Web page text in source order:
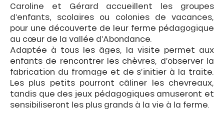
Caroline et Gérard accueillent les groupes
d’enfants, scolaires ou colonies de vacances,
pour une découverte de leur ferme pédagogique
au cœur de la vallée d’Abondance.
Adaptée à tous les âges, la visite permet aux
enfants de rencontrer les chèvres, d’observer la
fabrication du fromage et de s’initier à la traite.
Les plus petits pourront câliner les chevreaux,
tandis que des jeux pédagogiques amuseront et
sensibiliseront les plus grands à la vie à la ferme.